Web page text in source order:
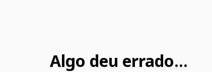
Algo deu errado...